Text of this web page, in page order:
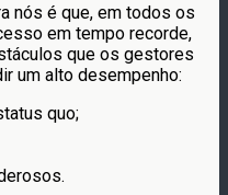
nós é que, em todos os
em tempo recorde,
que os gestores
um alto desempenho:
quo;